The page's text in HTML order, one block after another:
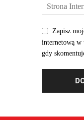
Zapisz
internetową w
gdy